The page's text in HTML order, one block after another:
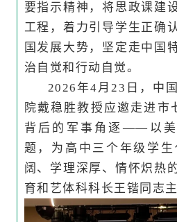
要指示精神，将思政课建
工程，着力引导学生正确
国发展大势，坚定走中国
治自觉和行动自觉。
2026年4月23日，中
院戴稳胜教授应邀走进市
背后的军事角逐——以美
题，为高中三个年级学
阔、学理深厚、情怀炽热
育和艺体科科长王锴同志主